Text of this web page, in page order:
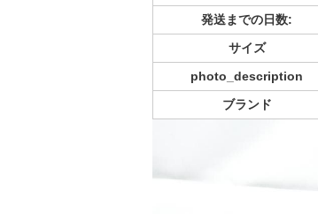
発送までの日数:
サイズ
photo_description
ブランド